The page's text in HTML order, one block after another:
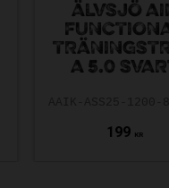
ÄLVSJÖ
A 5.0
199 KR